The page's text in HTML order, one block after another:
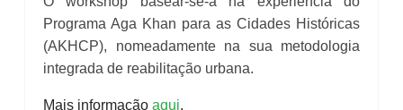
Programa Aga Khan para as Cidades Históricas
(AKHCP), nomeadamente na sua metodologia
integrada de reabilitação urbana.
Mais informação aqui.